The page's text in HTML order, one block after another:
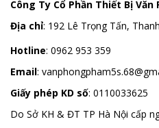
Công Ty Cổ Phần Thiết Bị
Địa chỉ: 192 Lê Trọng Tấn,
Hotline: 0962 953 359
Email:
Giấy phép KD số: 0110033625
Do Sở KH & ĐT TP Hà Nội cấp